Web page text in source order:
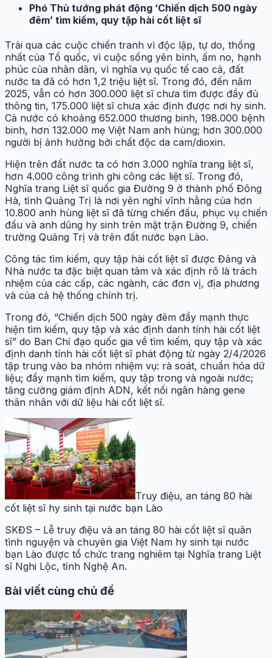
Phó Thủ tướng phát động ‘Chiến dịch 500 ngày
đêm’ tìm kiếm, quy tập hài cốt liệt sĩ
Trải qua các cuộc chiến tranh vì độc lập, tự do, thống
nhất của Tổ quốc, vì cuộc sống yên bình, ấm no, hạnh
phúc của nhân dân, vì nghĩa vụ quốc tế cao cả, đất
nước ta đã có hơn 1,2 triệu liệt sĩ. Trong đó, đến năm
2025, vẫn có hơn 300.000 liệt sĩ chưa tìm được đầy đủ
thông tin, 175.000 liệt sĩ chưa xác định được nơi hy sinh.
Cả nước có khoảng 652.000 thương binh, 198.000 bệnh
binh, hơn 132.000 mẹ Việt Nam anh hùng; hơn 300.000
người bị ảnh hưởng bởi chất độc da cam/dioxin.
Hiện trên đất nước ta có hơn 3.000 nghĩa trang liệt sĩ,
hơn 4.000 công trình ghi công các liệt sĩ. Trong đó,
Nghĩa trang Liệt sĩ quốc gia Đường 9 ở thành phố Đông
Hà, tỉnh Quảng Trị là nơi yên nghỉ vĩnh hằng của hơn
10.800 anh hùng liệt sĩ đã từng chiến đấu, phục vụ chiến
đấu và anh dũng hy sinh trên mặt trận Đường 9, chiến
trường Quảng Trị và trên đất nước bạn Lào.
Công tác tìm kiếm, quy tập hài cốt liệt sĩ được Đảng và
Nhà nước ta đặc biệt quan tâm và xác định rõ là trách
nhiệm của các cấp, các ngành, các đơn vị, địa phương
và của cả hệ thống chính trị.
Trong đó, “Chiến dịch 500 ngày đêm đẩy mạnh thực
hiện tìm kiếm, quy tập và xác định danh tính hài cốt liệt
sĩ” do Ban Chỉ đạo quốc gia về tìm kiếm, quy tập và xác
định danh tính hài cốt liệt sĩ phát động từ ngày 2/4/2026
tập trung vào ba nhóm nhiệm vụ: rà soát, chuẩn hóa dữ
liệu; đẩy mạnh tìm kiếm, quy tập trong và ngoài nước;
tăng cường giám định ADN, kết nối ngân hàng gene
thân nhân với dữ liệu hài cốt liệt sĩ.
Truy điệu, an táng 80 hài
cốt liệt sĩ hy sinh tại nước bạn Lào
SKĐS – Lễ truy điệu và an táng 80 hài cốt liệt sĩ quân
tình nguyện và chuyên gia Việt Nam hy sinh tại nước
bạn Lào được tổ chức trang nghiêm tại Nghĩa trang Liệt
sĩ Nghi Lộc, tỉnh Nghệ An.
Bài viết cùng chủ đề